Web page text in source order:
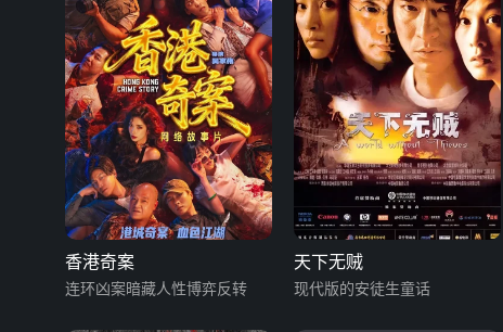
香港奇案
连环凶案暗藏人性博弈反转
天下无贼
现代版的安徒生童话